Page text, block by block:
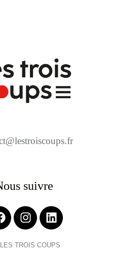
suivre
TROIS COUPS